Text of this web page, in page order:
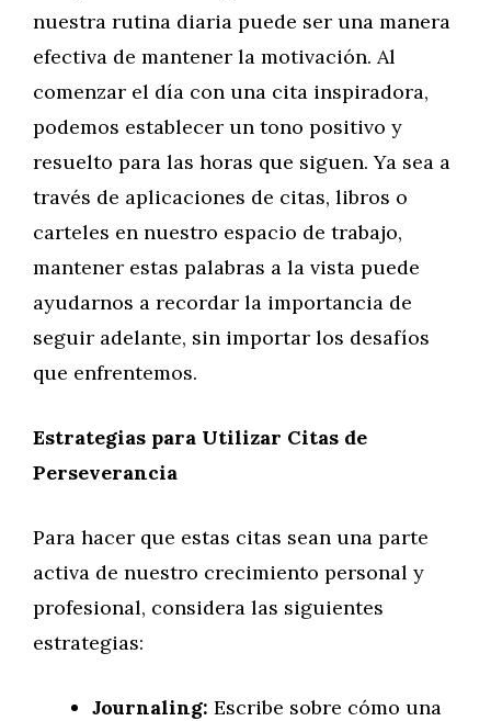
nuestra rutina diaria puede ser una manera
efectiva de mantener la motivación. Al
comenzar el día con una cita inspiradora,
podemos establecer un tono positivo y
resuelto para las horas que siguen. Ya sea a
través de aplicaciones de citas, libros o
carteles en nuestro espacio de trabajo,
mantener estas palabras a la vista puede
ayudarnos a recordar la importancia de
seguir adelante, sin importar los desafíos
que enfrentemos.
Estrategias para Utilizar Citas de
Perseverancia
Para hacer que estas citas sean una parte
activa de nuestro crecimiento personal y
profesional, considera las siguientes
estrategias:
Journaling: Escribe sobre cómo una